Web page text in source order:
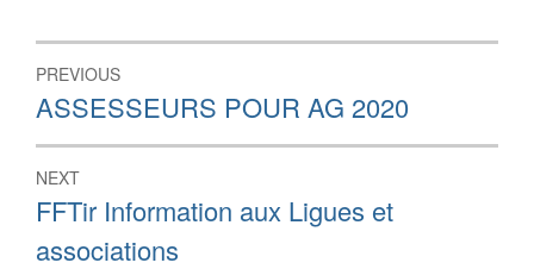
Navigation
de
l’article
PREVIOUS
Previous
post:
ASSESSEURS POUR AG 2020
NEXT
Next
post:
FFTir Information aux Ligues et
associations